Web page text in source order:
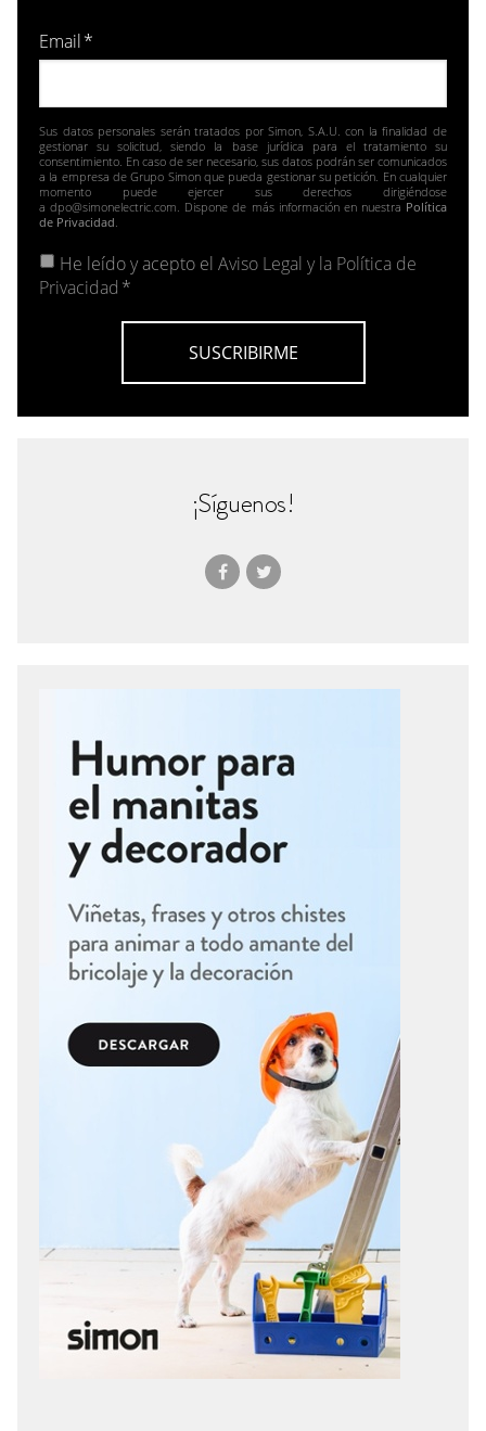
Email*
Sus datos personales serán tratados por Simon, S.A.U. con la finalidad de
gestionar su solicitud, siendo la base jurídica para el tratamiento su
consentimiento. En caso de ser necesario, sus datos podrán ser comunicados
a la empresa de Grupo Simon que pueda gestionar su petición. En cualquier
momento puede ejercer sus derechos dirigiéndose
a dpo@simonelectric.com. Dispone de más información en nuestra Política
de Privacidad.
He leído y acepto el Aviso Legal y la Política de
Privacidad *
¡Síguenos!